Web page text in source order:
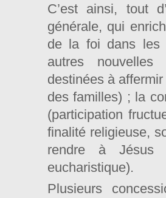
C’est ainsi, tout
générale, qui
de la foi dans les
autres nouvelles
destinées à
des familles) ; la
(participation
finalité religieuse,
rendre à Jésus
eucharistique).
Plusieurs